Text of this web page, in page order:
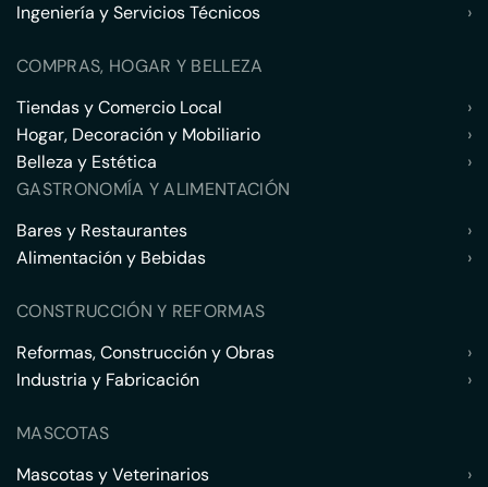
Ingeniería y Servicios Técnicos
›
COMPRAS, HOGAR Y BELLEZA
Tiendas y Comercio Local
›
Hogar, Decoración y Mobiliario
›
Belleza y Estética
›
GASTRONOMÍA Y ALIMENTACIÓN
Bares y Restaurantes
›
Alimentación y Bebidas
›
CONSTRUCCIÓN Y REFORMAS
Reformas, Construcción y Obras
›
Industria y Fabricación
›
MASCOTAS
Mascotas y Veterinarios
›